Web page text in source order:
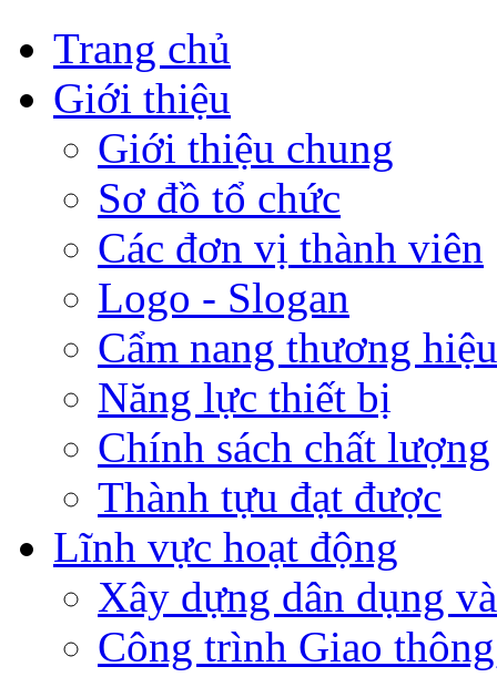
Trang chủ
Giới thiệu
Giới thiệu chung
Sơ đồ tổ chức
Các đơn vị thành viên
Logo - Slogan
Cẩm nang thương hiệu
Năng lực thiết bị
Chính sách chất lượng
Thành tựu đạt được
Lĩnh vực hoạt động
Xây dựng dân dụng
Công trình Giao